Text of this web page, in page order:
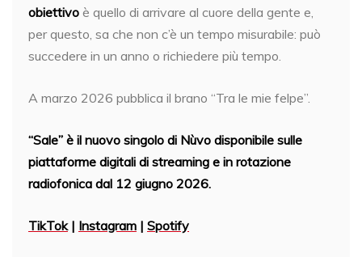
obiettivo è quello di arrivare al cuore della gente e,
per questo, sa che non c’è un tempo misurabile: può
succedere in un anno o richiedere più tempo.
A marzo 2026 pubblica il brano “Tra le mie felpe”.
“Sale” è il nuovo singolo di Nùvo disponibile sulle
piattaforme digitali di streaming e in rotazione
radiofonica dal 12 giugno 2026.
TikTok | Instagram | Spotify